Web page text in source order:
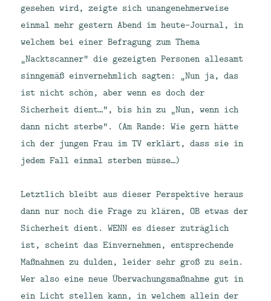
gesehen wird, zeigte sich unangenehmerweise
einmal mehr gestern Abend im heute-Journal, in
welchem bei einer Befragung zum Thema
„Nacktscanner“ die gezeigten Personen allesamt
sinngemäß einvernehmlich sagten: „Nun ja, das
ist nicht schön, aber wenn es doch der
Sicherheit dient…“, bis hin zu „Nun, wenn ich
dann nicht sterbe“. (Am Rande: Wie gern hätte
ich der jungen Frau im TV erklärt, dass sie in
jedem Fall einmal sterben müsse…)
Letztlich bleibt aus dieser Perspektive heraus
dann nur noch die Frage zu klären, OB etwas der
Sicherheit dient. WENN es dieser zuträglich
ist, scheint das Einvernehmen, entsprechende
Maßnahmen zu dulden, leider sehr groß zu sein.
Wer also eine neue Überwachungsmaßnahme gut in
ein Licht stellen kann, in welchem allein der